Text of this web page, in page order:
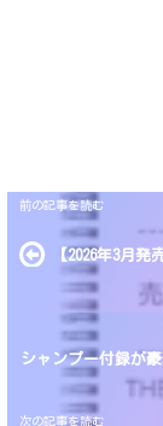
【2026年3月
シャンプー付録が